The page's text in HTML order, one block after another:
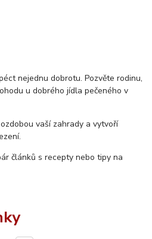
návod na sestavení pece
stavebnice
inspirace
nejednu dobrotu. Pozvěte rodinu,
u dobrého jídla pečeného v
vaší zahrady a vytvoří
článků s recepty nebo tipy na